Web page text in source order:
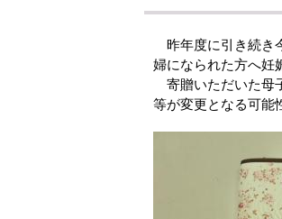
昨年度に引き続き
婦になられた方へ妊
寄贈いただいた母
等が変更となる可能